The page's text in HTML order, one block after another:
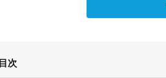
目次